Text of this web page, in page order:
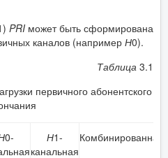
PRI может быть сформирована
каналов (например Н0).
Таблица 3.1
первичного абонентского
0-
Н1-
канальная
Комбинированная